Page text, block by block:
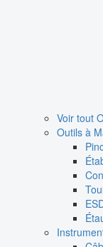
Voir tout
Outils à